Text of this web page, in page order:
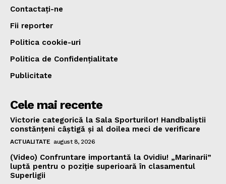
Contactați-ne
Fii reporter
Politica cookie-uri
Politica de Confidențialitate
Publicitate
Cele mai recente
Victorie categorică la Sala Sporturilor! Handbaliștii
constănțeni câștigă și al doilea meci de verificare
ACTUALITATE august 8, 2026
(Video) Confruntare importantă la Ovidiu! „Marinarii”
luptă pentru o poziție superioară în clasamentul
Superligii